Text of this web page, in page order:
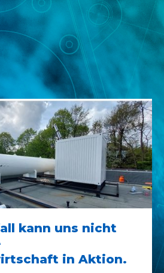
kann uns nicht
in Aktion.